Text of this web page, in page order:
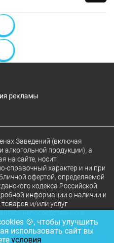
рекламы
Заведений (включая
алкогольной продукции), а
на сайте, носит
справочный характер и ни при
офертой, определяемой
кодекса Российской
информации о наличии и
и/или услуг
непосредственно в
🍪, чтобы улучшить
использовать сайт вы
условия